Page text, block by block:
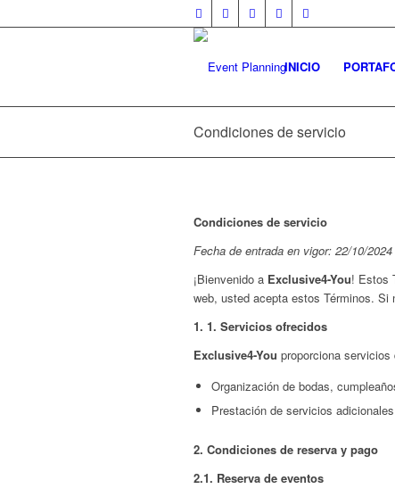
INICIO
Condiciones de servicio
Condiciones de servicio
Fecha de entrada en vigor: 22/10/2024
¡Bienvenido a Exclusive4-You! Estos
web, usted acepta estos Términos.
1. 1. Servicios ofrecidos
Exclusive4-You proporciona
Organización de bodas,
Prestación de servicios
2. Condiciones de reserva y pago
2.1. Reserva de eventos